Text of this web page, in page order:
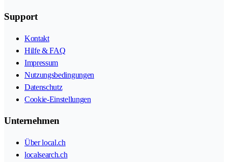
Support
Kontakt
Hilfe & FAQ
Impressum
Nutzungsbedingungen
Datenschutz
Cookie-Einstellungen
Unternehmen
Über local.ch
localsearch.ch